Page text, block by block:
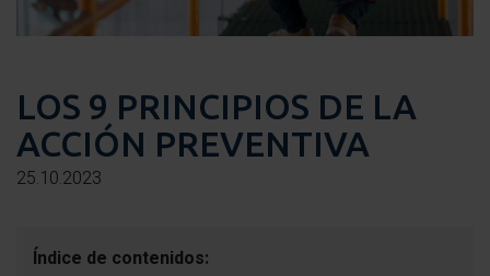
LOS 9 PRINCIPIOS DE LA
ACCIÓN PREVENTIVA
25.10.2023
Índice de contenidos: